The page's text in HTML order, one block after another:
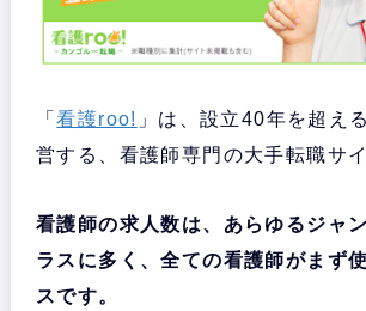
「看護roo! 」は、設立40年を超え
営する、看護師専門の大手転職サイ
看護師の求人数は、あらゆるジャ
ラスに多く、全ての看護師がまず
スです。